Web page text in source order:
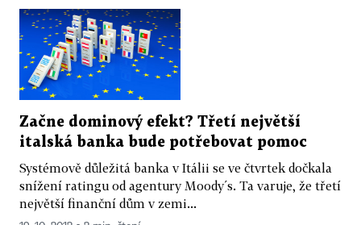
Začne dominový efekt? Třetí největší
italská banka bude potřebovat pomoc
Systémově důležitá banka v Itálii se ve čtvrtek dočkala
snížení ratingu od agentury Moody´s. Ta varuje, že třetí
největší finanční dům v zemi...